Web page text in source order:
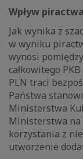
Wpływ
Jak wynika z
w wyniku
wynosi
całkowitego
PLN traci
Państwa
Ministerstwa
Ministerstwa na
korzystania z
utworzenie